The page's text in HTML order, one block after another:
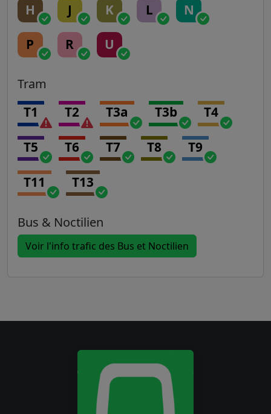
H J K L N
P R U
Tram
T1 T2 T3a T3b T4
T5 T6 T7 T8 T9
T11 T13
Bus & Noctilien
Voir l'info trafic des Bus et Noctilien